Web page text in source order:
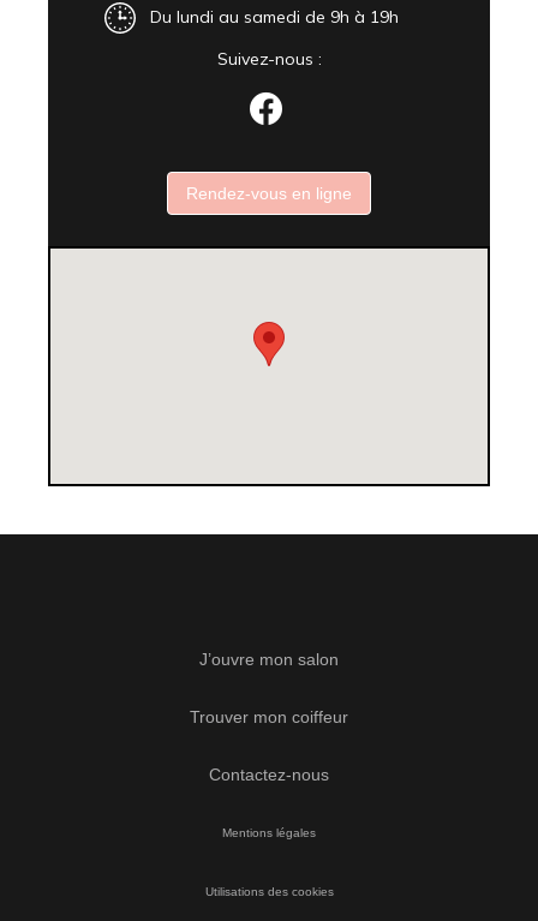
Du lundi au samedi de 9h à 19h
Suivez-nous :
Rendez-vous en ligne
J’ouvre mon salon
Trouver mon coiffeur
Contactez-nous
Mentions légales
Utilisations des cookies